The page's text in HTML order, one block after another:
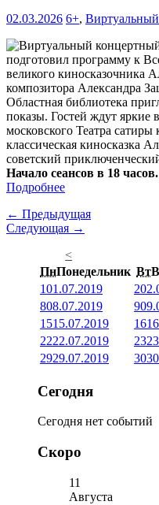
02.03.2026 6+,
Областная библиотека
показы. Гостей ждут яркие
московского Театра
классическая киносказка
советский
Начало сеансов в 18 часов.
Подробнее
← Предыдущая
Следующая →
<
ПнПонедельник Вт
101.07.2019 2
808.07.2019 9
1515.07.2019 16
2222.07.2019 23
2929.07.2019 30
Сегодня
Сегодня нет событий
Скоро
11
Августа